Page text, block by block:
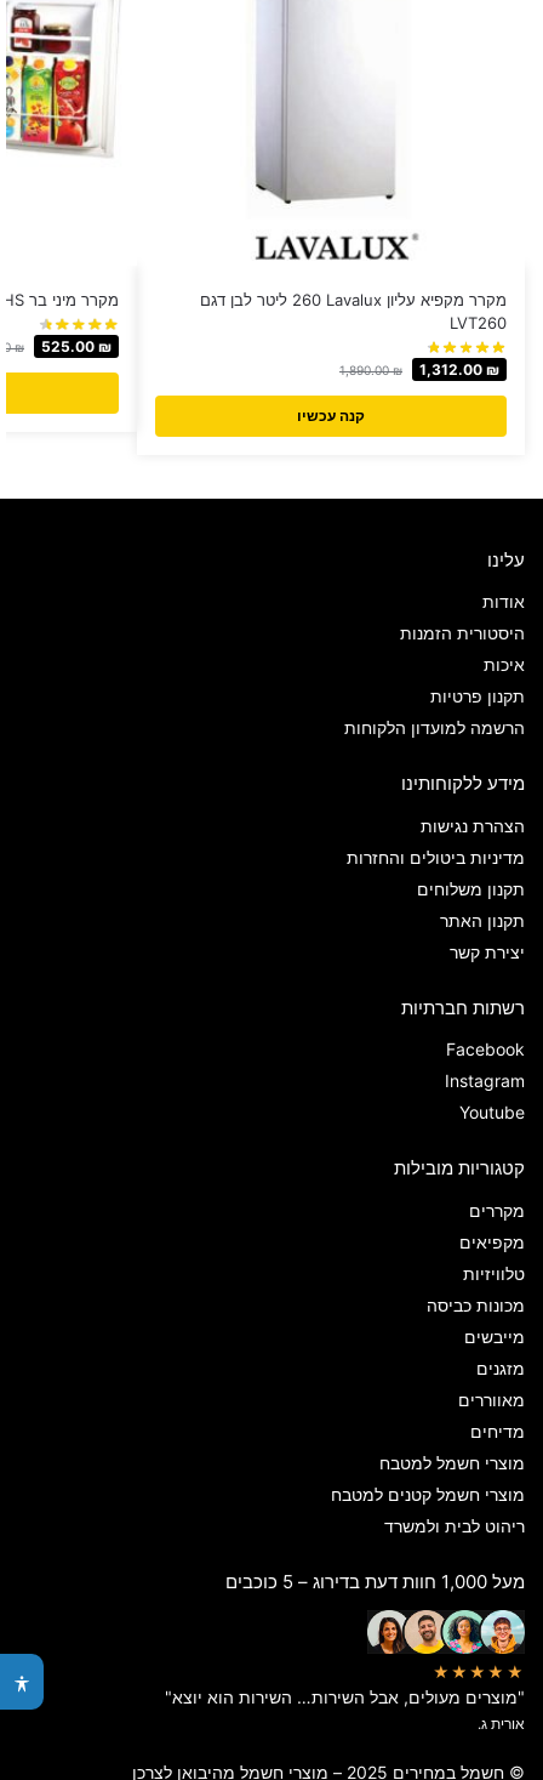
מקרר מקפיא עליון Lavalux ‏260 ‏ליטר לבן דגם
LVT260
1,890.00₪ 1,312.00 ₪
קנה עכשיו
מקרר מיני בר SACHS זק"ש BC50
₪ 525.00 ₪
עלינו
אודות
היסטורית הזמנות
איכות
תקנון פרטיות
הרשמה למועדון הלקוחות
מידע ללקוחותינו
הצהרת נגישות
מדיניות ביטולים והחזרות
תקנון משלוחים
תקנון האתר
יצירת קשר
רשתות חברתיות
Facebook
Instagram
Youtube
קטגוריות מובילות
מקררים
מקפיאים
טלוויזיות
מכונות כביסה
מייבשים
מזגנים
מאווררים
מדיחים
מוצרי חשמל למטבח
מוצרי חשמל קטנים למטבח
ריהוט לבית ולמשרד
מעל 1,000 חוות דעת בדירוג – 5 כוכבים
★★★★★
"מוצרים מעולים, אבל השירות… השירות הוא יוצא"
אורית ג.
© חשמל במחירים 2025 – מוצרי חשמל מהיבואן לצרכן